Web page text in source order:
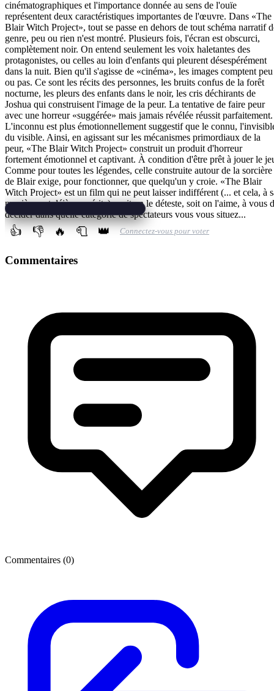
cinématographiques et l'importance donnée au sens de l'ouïe
représentent deux caractéristiques importantes de l'œuvre. Dans «The
Blair Witch Project», tout se passe en dehors de tout schéma narratif
genre, peu ou rien n'est montré. Plusieurs fois, l'écran est obscurci,
complètement noir. On entend seulement les voix haletantes des
protagonistes, ou celles au loin d'enfants qui pleurent désespérément
dans la nuit. Bien qu'il s'agisse de «cinéma», les images comptent peu
ou pas. Ce sont les récits des personnes, les bruits confus de la forêt
nocturne, les pleurs des enfants dans le noir, les cris déchirants de
Joshua qui construisent l'image de la peur. La tentative de faire peur
avec une horreur «suggérée» mais jamais révélée réussit parfaitement.
L'inconnu est plus émotionnellement suggestif que le connu,
du visible. Ainsi, en agissant sur les mécanismes primordiaux de la
peur, «The Blair Witch Project» construit un produit d'horreur
fortement émotionnel et captivant. À condition d'être prêt à jouer le
Comme pour toutes les légendes, celle construite autour de la sorcière
de Blair exige, pour fonctionner, que quelqu'un y croie. «The Blair
Witch Project» est un film qui ne peut laisser indifférent (... et cela, à
manière, est déjà un mérite) : soit on le déteste, soit on l'aime, à vous
décider dans quelle catégorie de spectateurs vous vous situez...
👍 👎 🔥 🧻 👑 Connectez-vous pour voter
Commentaires
Commentaires (0)